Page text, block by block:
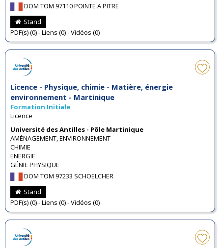
DOM TOM 97110 POINTE A PITRE
Stand
PDF(s) (0) - Liens (0) - Vidéos (0)
Licence - Physique, chimie - Matière, énergie
environnement - Martinique
Formation Initiale
Licence
Université des Antilles - Pôle Martinique
AMÉNAGEMENT, ENVIRONNEMENT
CHIMIE
ENERGIE
GÉNIE PHYSIQUE
DOM TOM 97233 SCHOELCHER
Stand
PDF(s) (0) - Liens (0) - Vidéos (0)